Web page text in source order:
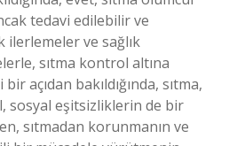
tedavi edilebilir ve
ve sağlık
sıtma kontrol altına
açıdan bakıldığında, sıtma,
sosyal eşitsizliklerin de bir
sıtmadan korunmanın ve